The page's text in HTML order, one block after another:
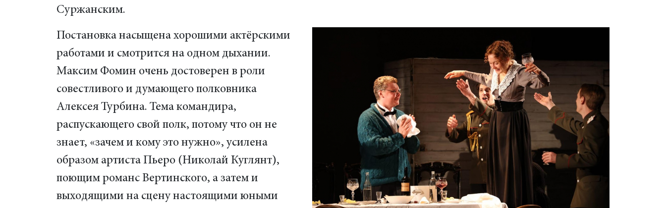
Суржанским.
Постановка насыщена хорошими актёрскими
работами и смотрится на одном дыхании.
Максим Фомин очень достоверен в роли
совестливого и думающего полковника
Алексея Турбина. Тема командира,
распускающего свой полк, потому что он не
знает, «зачем и кому это нужно», усилена
образом артиста Пьеро (Николай Куглянт),
поющим романс Вертинского, а затем и
выходящими на сцену настоящими юными